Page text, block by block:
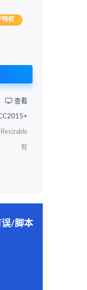
特权
查看
Resizable
有
误/脚本